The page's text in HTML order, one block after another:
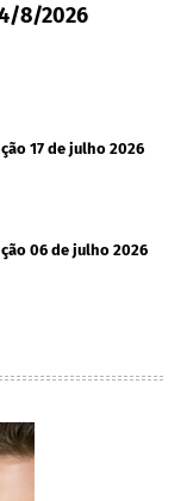
8/2026
17 de julho 2026
06 de julho 2026